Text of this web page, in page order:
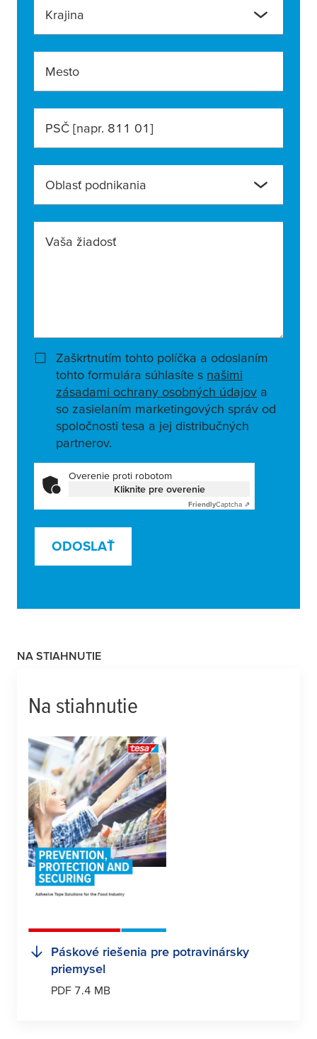
Krajina
Mesto
PSČ [napr. 811 01]
Oblasť podnikania
Vaša žiadosť
Zaškrtnutím tohto políčka a odoslaním
tohto formulára súhlasíte s našimi
zásadami ochrany osobných údajov a
so zasielaním marketingových správ od
spoločnosti tesa a jej distribučných
partnerov.
Overenie proti robotom
Kliknite pre overenie
FriendlyCaptcha ⇗
ODOSLAŤ
NA STIAHNUTIE
Na stiahnutie
Páskové riešenia pre potravinársky
priemysel
PDF 7.4 MB